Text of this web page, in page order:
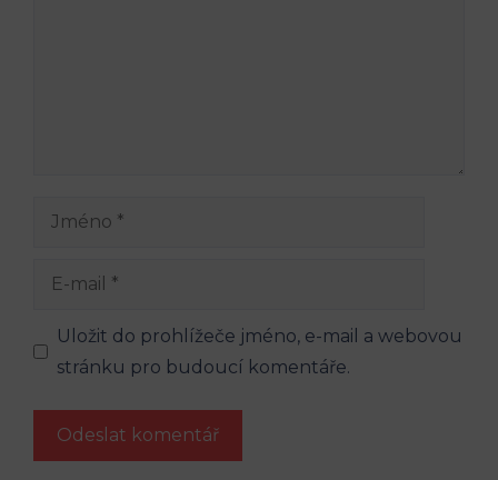
Jméno
Uložit do prohlížeče jméno, e-mail a webovou
stránku pro budoucí komentáře.